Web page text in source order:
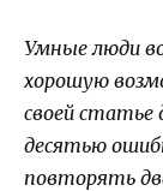
Умные люди
хорошую
своей статье
десятью
повторять